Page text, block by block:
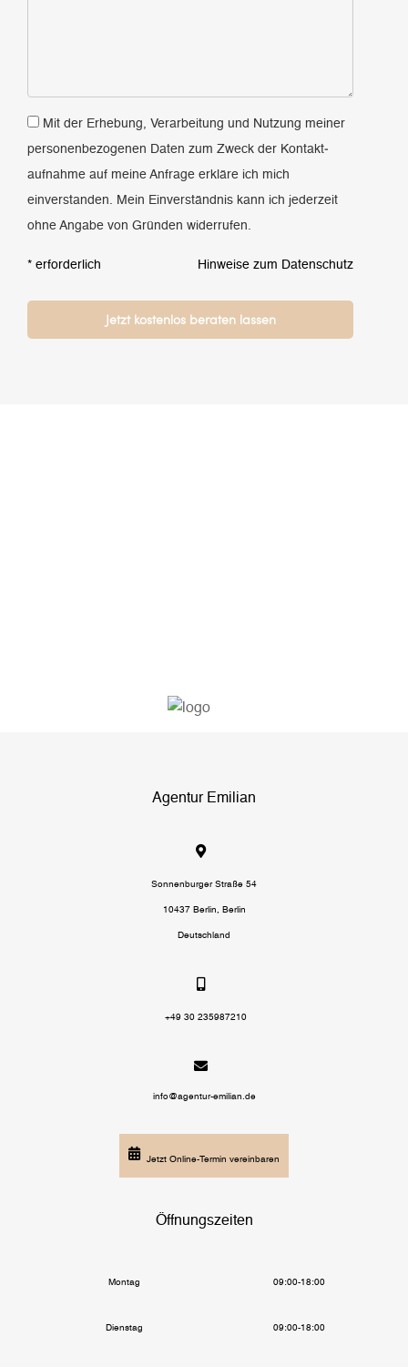
Mit der Erhebung, Verarbeitung und Nutzung meiner
personen­bezogenen Daten zum Zweck der Kontakt­
aufnahme auf meine Anfrage erkläre ich mich
einverstanden. Mein Einverständnis kann ich jederzeit
ohne Angabe von Gründen widerrufen.
* erforderlich Hinweise zum Datenschutz
Agentur Emilian
Sonnenburger Straße 54
10437 Berlin, Berlin
Deutschland
+49 30 235987210
info@agentur-emilian.de
Jetzt Online-Termin vereinbaren
Öffnungszeiten
Montag 09:00-18:00
Dienstag 09:00-18:00